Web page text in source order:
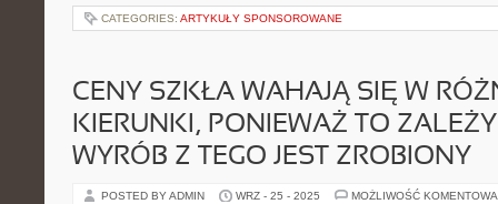
CATEGORIES: ARTYKUŁY SPONSOROWANE
CENY SZKŁA WAHAJĄ SIĘ W
KIERUNKI, PONIEWAŻ TO
WYRÓB Z TEGO JEST ZROBIONY
POSTED BY ADMIN WRZ - 25 - 2025 MOŻLIWOŚĆ